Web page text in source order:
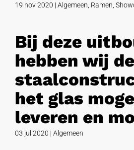
19 nov 2020 | Algemeen Ramen
Bij deze
hebben wij de
het glas
leveren en
03 jul 2020 | Algemeen